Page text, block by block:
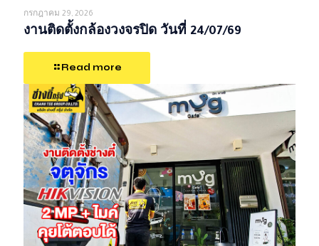
กรกฎาคม 29, 2026
งานติดตั้งกล้องวงจรปิด วันที่ 24/07/69
Read more